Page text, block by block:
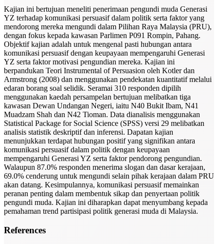
Kajian ini bertujuan meneliti penerimaan pengundi muda Generasi
YZ terhadap komunikasi persuasif dalam politik serta faktor yang
mendorong mereka mengundi dalam Pilihan Raya Malaysia (PRU),
dengan fokus kepada kawasan Parlimen P091 Rompin, Pahang.
Objektif kajian adalah untuk mengenal pasti hubungan antara
komunikasi persuasif dengan keupayaan mempengaruhi Generasi
YZ serta faktor motivasi pengundian mereka. Kajian ini
berpandukan Teori Instrumental of Persuasion oleh Kotler dan
Armstrong (2008) dan menggunakan pendekatan kuantitatif melalui
edaran borang soal selidik. Seramai 310 responden dipilih
menggunakan kaedah persampelan bertujuan melibatkan tiga
kawasan Dewan Undangan Negeri, iaitu N40 Bukit Ibam, N41
Muadzam Shah dan N42 Tioman. Data dianalisis menggunakan
Statistical Package for Social Science (SPSS) versi 29 melibatkan
analisis statistik deskriptif dan inferensi. Dapatan kajian
menunjukkan terdapat hubungan positif yang signifikan antara
komunikasi persuasif dalam politik dengan keupayaan
mempengaruhi Generasi YZ serta faktor pendorong pengundian.
Walaupun 87.0% responden menerima slogan dan dasar kerajaan,
69.0% cenderung untuk mengundi selain pihak kerajaan dalam PRU
akan datang. Kesimpulannya, komunikasi persuasif memainkan
peranan penting dalam membentuk sikap dan penyertaan politik
pengundi muda. Kajian ini diharapkan dapat menyumbang kepada
pemahaman trend partisipasi politik generasi muda di Malaysia.
References